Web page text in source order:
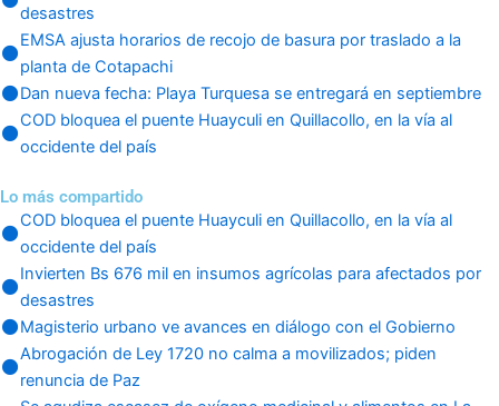
desastres
EMSA ajusta horarios de recojo de basura por traslado a la
planta de Cotapachi
Dan nueva fecha: Playa Turquesa se entregará en septiembre
COD bloquea el puente Huayculi en Quillacollo, en la vía al
occidente del país
Lo más compartido
COD bloquea el puente Huayculi en Quillacollo, en la vía al
occidente del país
Invierten Bs 676 mil en insumos agrícolas para afectados por
desastres
Magisterio urbano ve avances en diálogo con el Gobierno
Abrogación de Ley 1720 no calma a movilizados; piden
renuncia de Paz